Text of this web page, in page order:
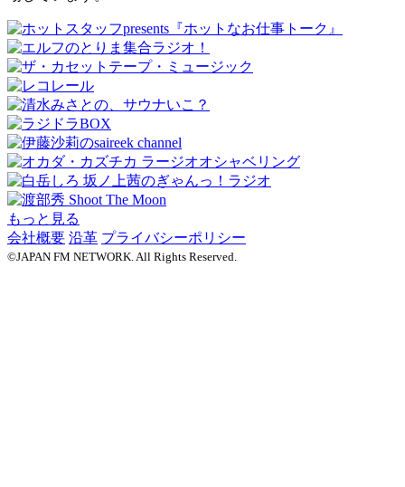
もっと見る
会社概要 沿革 プライバシーポリシー
©JAPAN FM NETWORK. All Rights Reserved.